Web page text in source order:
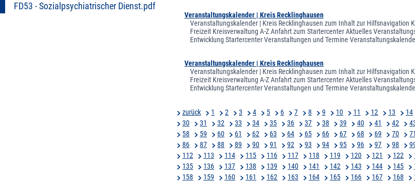
FD53 - Sozialpsychiatrischer Dienst.pdf
Veranstaltungskalender | Kreis Recklinghausen
Veranstaltungskalender | Kreis Recklinghausen zum Inhalt zur Hilfsnavigation
Freizeit Kreisverwaltung A-Z Anfahrt zum Startercenter Aktuelles
Entwicklung Startercenter Veranstaltungen und Termine
Veranstaltungskalender | Kreis Recklinghausen
Veranstaltungskalender | Kreis Recklinghausen zum Inhalt zur Hilfsnavigation
Freizeit Kreisverwaltung A-Z Anfahrt zum Startercenter Aktuelles
Entwicklung Startercenter Veranstaltungen und Termine
zurück 1 2 3 4 5 6 7 8 9 10 11 12 13 14
30
31 32 33 34 35 36 37 38 39 40 41 42
58
59 60 61 62 63 64 65 66 67 68 69 70 71
86
87 88 89 90 91 92 93 94 95 96 97 98
112
113 114 115 116 117 118 119 120 121 122
135
136 137 138 139 140 141 142 143 144 145
158
159 160 161 162 163 164 165 166 167 168